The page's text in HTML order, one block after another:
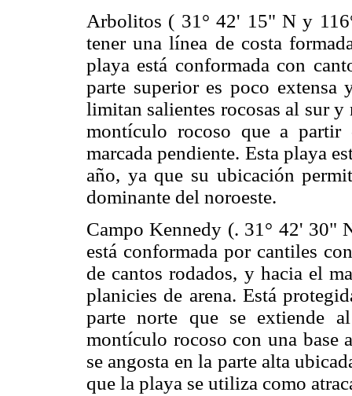
Arbolitos ( 31° 42' 15" N y
tener una línea de costa
playa está conformada con
parte superior es poco extensa
limitan salientes rocosas al sur y
montículo rocoso que a
marcada pendiente. Esta playa
año, ya que su ubicación
dominante del noroeste.
Campo Kennedy (. 31° 42' 30"
está conformada por cantiles
de cantos rodados, y hacia el
planicies de arena. Está
parte norte que se extiende
montículo rocoso con una base
se angosta en la parte alta
que la playa se utiliza como